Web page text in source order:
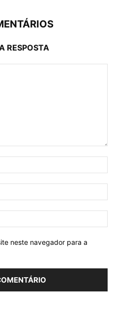
RESPOSTA
neste navegador para a